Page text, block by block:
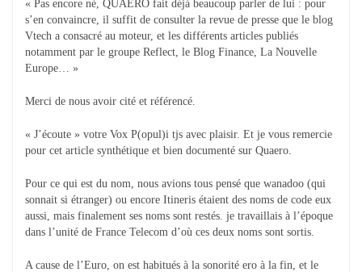
« Pas encore né, QUAERO fait déjà beaucoup parler de lui : pour
s’en convaincre, il suffit de consulter la revue de presse que le blog
Vtech a consacré au moteur, et les différents articles publiés
notamment par le groupe Reflect, le Blog Finance, La Nouvelle
Europe… »
Merci de nous avoir cité et référencé.
« J’écoute » votre Vox P(opul)i tjs avec plaisir. Et je vous remercie
pour cet article synthétique et bien documenté sur Quaero.
Pour ce qui est du nom, nous avions tous pensé que wanadoo (qui
sonnait si étranger) ou encore Itineris étaient des noms de code eux
aussi, mais finalement ses noms sont restés. je travaillais à l’époque
dans l’unité de France Telecom d’où ces deux noms sont sortis.
A cause de l’Euro, on est habitués à la sonorité ero à la fin, et le